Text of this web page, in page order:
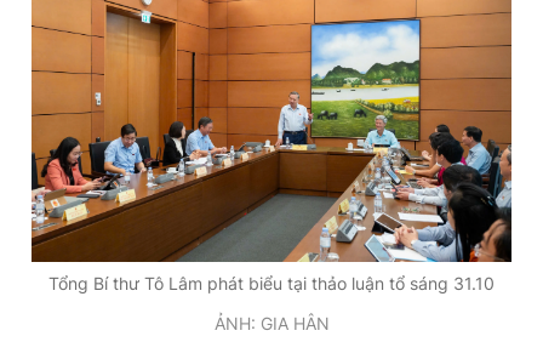
Tổng Bí thư Tô Lâm phát biểu tại thảo luận tổ sáng 31.10
ẢNH: GIA HÂN